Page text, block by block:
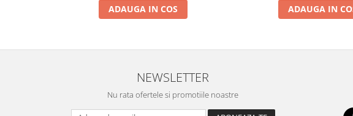
ADAUGA IN COS ADAUGA IN
NEWSLETTER
Nu rata ofertele si promotiile noastre